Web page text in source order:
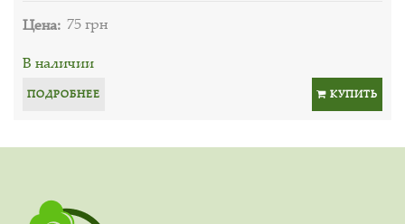
Цена: 75 грн
В наличии
ПОДРОБНЕЕ КУПИТЬ